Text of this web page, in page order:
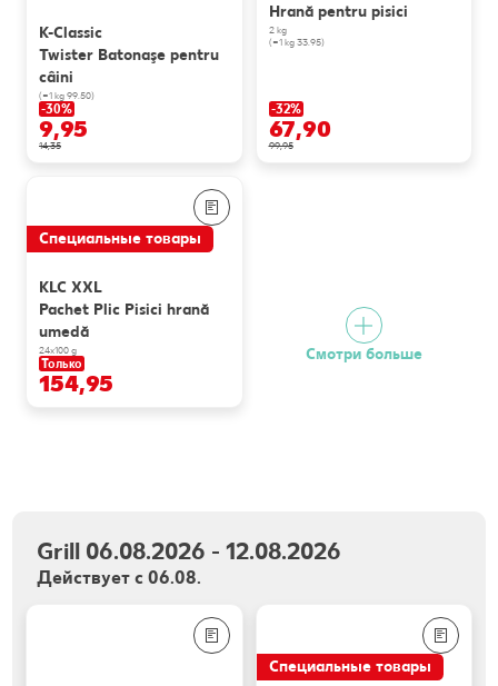
K-Classic
Twister Batonaşe pentru
câini
(=1 kg 99.50)
-30%
9,95
14,35
Hrană pentru pisici
2 kg
(=1 kg 33.95)
-32%
67,90
99,95
Специальные товары
KLC XXL
Pachet Plic Pisici hrană
umedă
24x100 g
Только
154,95
Смотри больше
Grill 06.08.2026 - 12.08.2026
Действует с 06.08.
Специальные товары